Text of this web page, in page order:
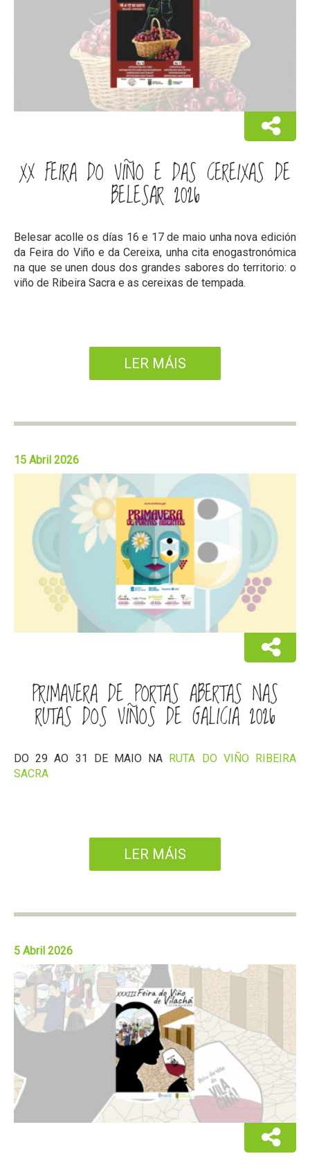
XX FEIRA DO VIÑO E DAS CEREIXAS DE
BELESAR 2026
Belesar acolle os días 16 e 17 de maio unha nova edición
da Feira do Viño e da Cereixa, unha cita enogastronómica
na que se unen dous dos grandes sabores do territorio: o
viño de Ribeira Sacra e as cereixas de tempada.
LER MÁIS
15 Abril 2026
PRIMAVERA DE PORTAS ABERTAS NAS
RUTAS DOS VIÑOS DE GALICIA 2026
DO 29 AO 31 DE MAIO NA RUTA DO VIÑO RIBEIRA
SACRA
LER MÁIS
5 Abril 2026